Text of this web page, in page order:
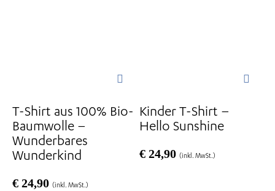
T-Shirt aus 100% Bio-
Baumwolle –
Wunderbares
Wunderkind
€ 24,90 (inkl. MwSt.)
Produktseite
gewählt
werden
Kinder T-Shirt –
Hello Sunshine
€24,90 (inkl. MwSt.)
Produktseite
werden